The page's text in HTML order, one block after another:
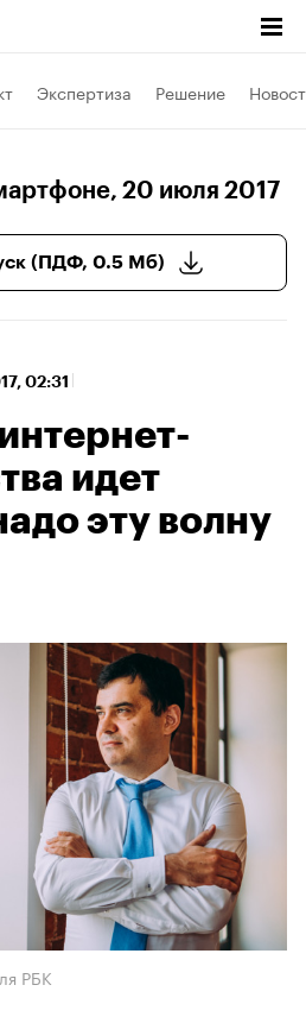
Экспертиза Решение
, 20 июля 2017
(ПДФ, 0.5 Мб)
02:31
идет
эту волну
РБК